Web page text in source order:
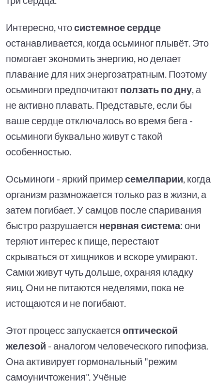
Интересно, чтосистемное сердце
останавливается, когда осьминог плывёт. Это
помогает экономить энергию, но делает
плавание для них энергозатратным. Поэтому
осьминоги предпочитают ползать по дну , а
не активно плавать. Представьте, если бы
ваше сердце отключалось во время бега -
осьминоги буквально живут с такой
особенностью.
Осьминоги - яркий примерсемелпарии , когда
организм размножается только раз в жизни, а
затем погибает. У самцов после спаривания
быстро разрушается нервная система: они
теряют интерес к пище, перестают
скрываться от хищников и вскоре умирают.
Самки живут чуть дольше, охраняя кладку
яиц. Они не питаются неделями, пока не
истощаются и не погибают.
Этот процесс запускается оптической
железой - аналогом человеческого гипофиза.
Она активирует гормональный "режим
самоуничтожения". Учёные